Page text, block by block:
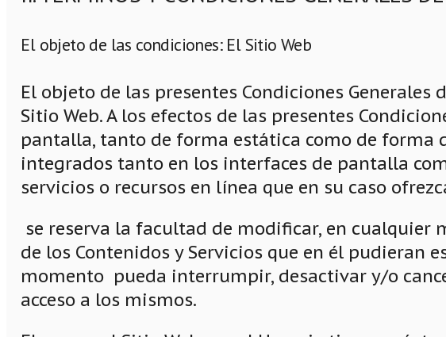
El objeto de las condiciones: El Sitio Web
El objeto de las presentes Condiciones
Sitio Web. A los efectos de las presentes
pantalla, tanto de forma estática como de forma
integrados tanto en los interfaces de pantalla
servicios o recursos en línea que en su caso
se reserva la facultad de modificar, en cualquier
de los Contenidos y Servicios que en él pudieran
momento pueda interrumpir, desactivar y/o
acceso a los mismos.